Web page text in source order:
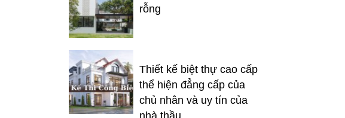
rỗng
Thiết kế biệt thự cao cấp
thể hiện đẳng cấp của
chủ nhân và uy tín của
nhà thầu